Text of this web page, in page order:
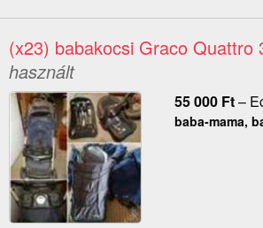
(x23) babakocsi Graco Quattro
használt
55 000 Ft–
baba-mama,